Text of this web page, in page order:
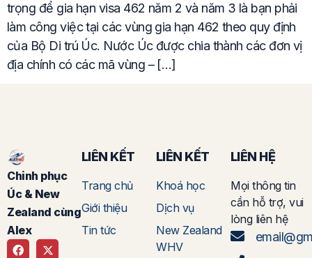
trọng để gia hạn visa 462 năm 2 và năm 3 là bạn phải
làm công việc tại các vùng gia hạn 462 theo quy định
của Bộ Di trú Úc. Nước Úc được chia thành các đơn vị
địa chính có các mã vùng – […]
Chinh phục
Úc & New
Zealand cùng
Alex
LIÊN KẾT
Trang chủ
Giới thiệu
Tin tức
LIÊN KẾT
Khoá học
Dịch vụ
New Zealand
WHV
LIÊN HỆ
Mọi thông tin
cần hỗ trợ, vui
lòng liên hệ